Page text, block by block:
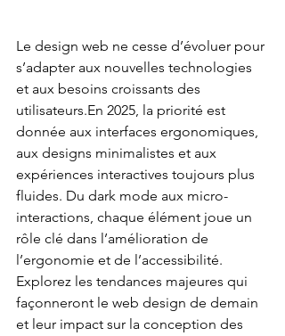
Le design web ne cesse d’évoluer pour
s’adapter aux nouvelles technologies
et aux besoins croissants des
utilisateurs.En 2025, la priorité est
donnée aux interfaces ergonomiques,
aux designs minimalistes et aux
expériences interactives toujours plus
fluides. Du dark mode aux micro-
interactions, chaque élément joue un
rôle clé dans l’amélioration de
l’ergonomie et de l’accessibilité.
Explorez les tendances majeures qui
façonneront le web design de demain
et leur impact sur la conception des